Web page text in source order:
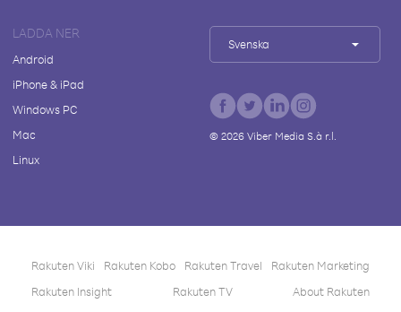
LADDA NER
Android
iPhone & iPad
Windows PC
Mac
Linux
Svenska
© 2026Viber Media S.à r.l.
Rakuten Viki Rakuten Kobo Rakuten Travel
Rakuten Marketing
Rakuten Insight
Rakuten TV About Rakuten